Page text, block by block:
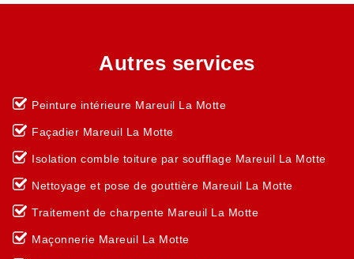
Autres services
Peinture intérieure Mareuil La Motte
Façadier Mareuil La Motte
Isolation comble toiture par soufflage Mareuil La Motte
Nettoyage et pose de gouttière Mareuil La Motte
Traitement de charpente Mareuil La Motte
Maçonnerie Mareuil La Motte